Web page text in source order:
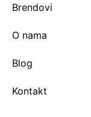
Brendovi
O nama
Blog
Kontakt